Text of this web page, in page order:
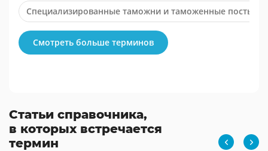
Специализированные таможни и таможенные посты
Функции права
Смотреть больше терминов
Статьи справочника,
в которых встречается
термин